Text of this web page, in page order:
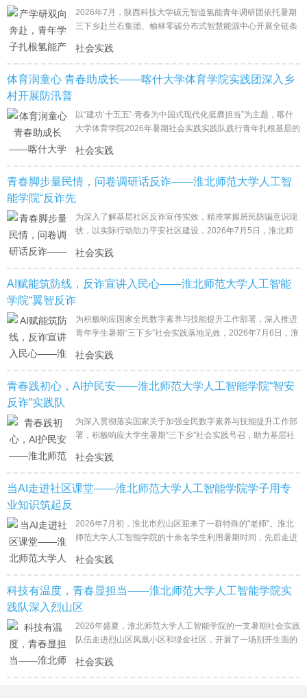
2026年7月，陕西科技大学碳元智道氢能青年调研团依托暑期
三下乡赴兰石集团、榆林零碳分布式智慧能源中心开展全链条
展
社会实践
体育润童心 青春助成长——喀什大学体育学院实践团深入乡
村开展防汛普
以“建功‘十五五’·青春为中国式现代化挺膺担当”为主题，喀什
大学体育学院2026年暑期社会实践实践队践行青年扎根基层的
社会实践
青春脚步量民情，问卷调研话反诈——淮北师范大学人工智
能学院“反诈先
为深入了解基层社区反诈宣传实效，精准掌握居民防骗意识现
状，以实际行动助力平安社区建设，2026年7月5日，淮北师
山区凤
社会实践
AI赋能筑防线，反诈宣讲入民心——淮北师范大学人工智能
学院“翼智反诈
为积极响应国家全民数字素养与技能提升工作部署，深入推进
青年学生暑期“三下乡”社会实践落地见效，2026年7月6日，淮
社会实践
青春践初心，AI护民安——淮北师范大学人工智能学院“智安
反诈”实践队
为深入贯彻落实国家关于加强全民数字素养与技能提升工作部
署，积极响应大学生暑期“三下乡”社会实践号召，助力基层社
日至
社会实践
当AI走进社区课堂——淮北师范大学人工智能学院学子用专
业知识筑起反
2026年7月初，淮北市烈山区迎来了一群特殊的"老师"。淮北
师范大学人工智能学院的十余名学生利用暑期时间，先后走进
学课堂里
社会实践
科技有温度，青春显担当——淮北师范大学人工智能学院实
践队深入烈山区
2026年盛夏，淮北师范大学人工智能学院的一支暑期社会实践
队伍走进烈山区凤凰小区和绿金社区，开展了一场别开生面的
大学
社会实践